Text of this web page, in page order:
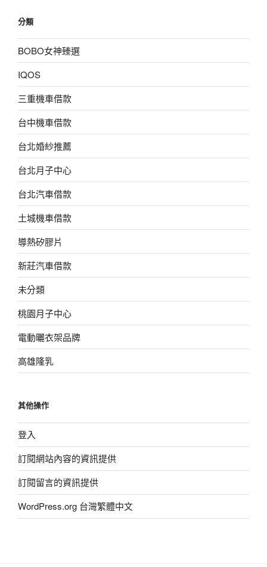
分類
BOBO女神臻選
IQOS
三重機車借款
台中機車借款
台北婚紗推薦
台北月子中心
台北汽車借款
土城機車借款
導熱矽膠片
新莊汽車借款
未分類
桃園月子中心
電動曬衣架品牌
高雄隆乳
其他操作
登入
訂閱網站內容的資訊提供
訂閱留言的資訊提供
WordPress.org 台灣繁體中文